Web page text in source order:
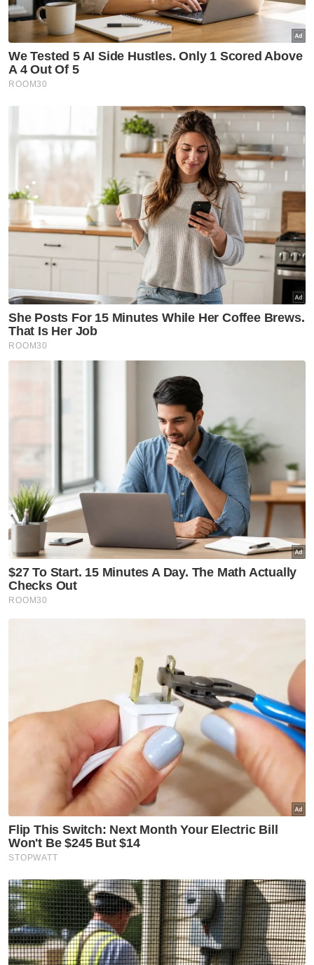
menarik lebih 70 peratus penumpang luar
negara terutamanya dari Timur Tengah,
Eropah dan Asia Tenggara dapat turut sama
menyumbang secara signifikan bagi
mencapai sasaran tersebut," katanya.
Beliau berkata, pelancaran IslamiCruise
Malaysia-Saudia bukan hanya mencipta
sejarah dalam industri pelancongan negara,
tetapi turut membuka pintu peluang yang
luas kepada pemain industri untuk terus
berkembang serta memperkukuh hubungan
diplomatik serta ekonomi antara Malaysia
dan Arab Saudi.
Berita Telus & Tulus menerusi E-Mel setiap
"Syabas dan tahniah kepada IslamiCruise
International Sdn Bhd kerana menjadi perintis
dalam industri pelancongan Islam di atas
kapal persiaran sejak 2014. Kejayaan selama
lebih satu dekad ini pastinya menjadi inspirasi
kepada kita untuk terus berinovasi dan
menawarkan pengalaman pelancongan unik,
menarik dan bernilai tinggi,” katanya.
Malaysia-Saudia yang dijadualkan bermula
pada Februari 2026, akan membuka peluang
besar dalam mempromosikan pelancongan
Islam negara ke peringkat global, selari
dengan hasrat kerajaan Madani untuk
menjadikan Malaysia sebagai destinasi pilihan
sempena Tahun Melawat Malaysia (TMM)
2026. - Bernama
Muat turun aplikasi Sinar Harian.Klik di sini!
Ahmad Zahid
Pelancongan Islam